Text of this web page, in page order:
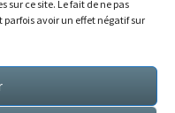
sur ce site. Le fait de ne pas
avoir un effet négatif sur
|